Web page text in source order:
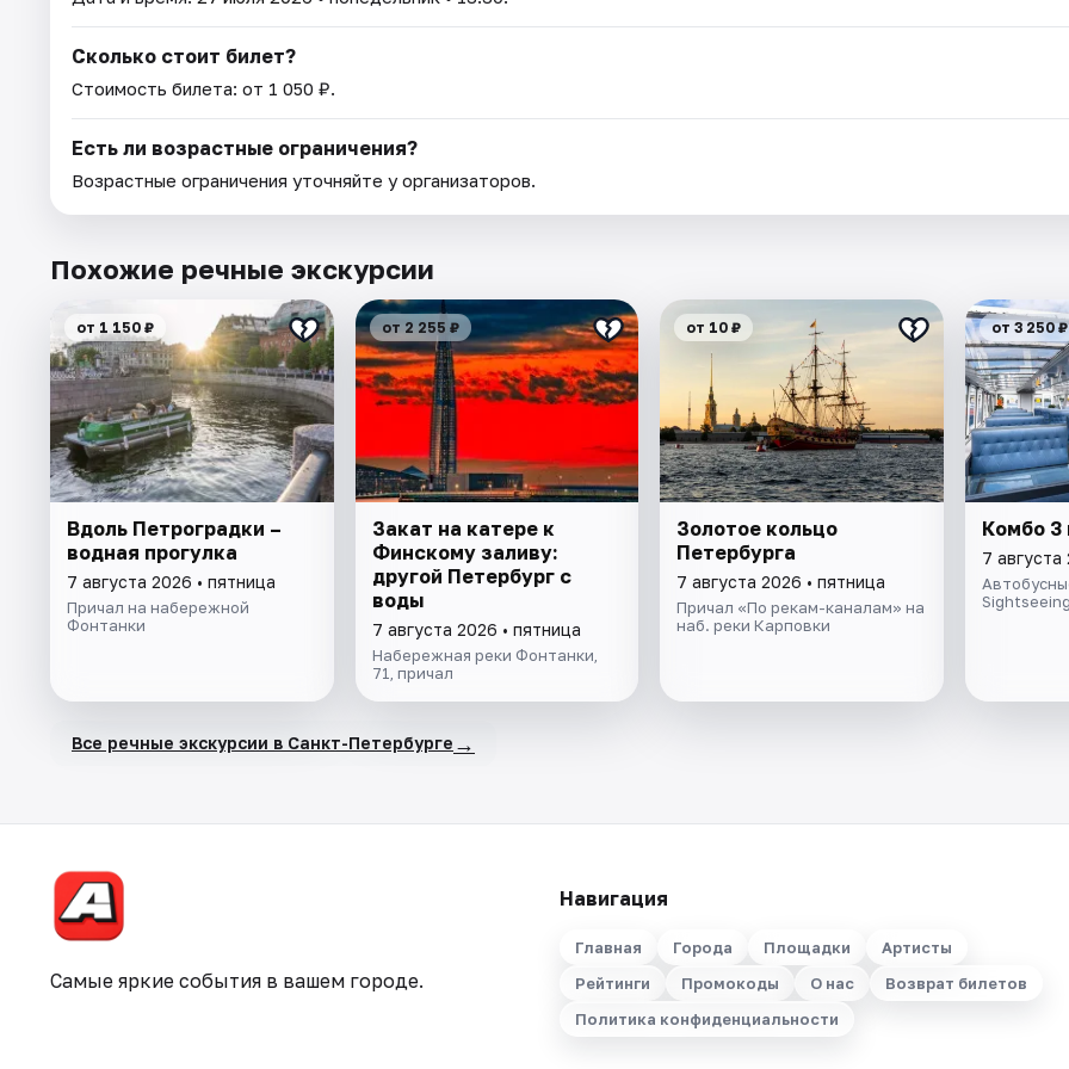
Сколько стоит билет?
Стоимость билета: от 1 050 ₽.
Есть ли возрастные ограничения?
Возрастные ограничения уточняйте у организаторов.
Похожие речные экскурсии
от 1 150 ₽
Вдоль Петроградки –
водная прогулка
7 августа 2026 • пятница
Причал на набережной
Фонтанки
от 2 255 ₽
Закат на катере к
Финскому заливу:
другой Петербург с
воды
7 августа 2026 • пятница
Набережная реки Фонтанки,
71, причал
от 10 ₽
Золотое кольцо
Петербурга
7 августа 2026 • пятница
Причал «По рекам-каналам» на
наб. реки Карповки
от 3 250 ₽
Комбо 3
7 августа
Все речные экскурсии в Санкт-Петербурге →
Самые яркие события в вашем городе.
Навигация
Главная Города Площадки
Артисты
Рейтинги
Промокоды О нас
Возврат билетов
Политика конфиденциальности